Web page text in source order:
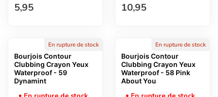
Prix normal
5,95 Prix normal
10,95
En rupture de stock
Bourjois Contour
Clubbing Crayon Yeux
Waterproof - 59
Dynamint
En rupture de stock
Bourjois Contour
Clubbing Crayon Yeux
Waterproof - 58 Pink
About You